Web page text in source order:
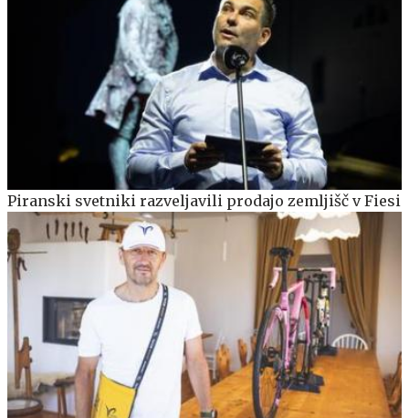
Piranski svetniki razveljavili prodajo zemljišč v Fiesi